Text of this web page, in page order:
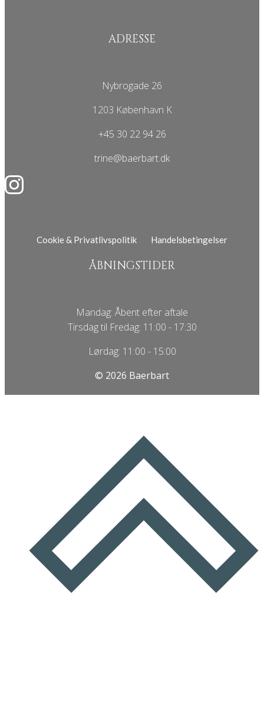
ADRESSE
Nybrogade 26
1203 København K
+45 30 22 94 26
trine@baerbart.dk
Cookie & Privatlivspolitik Handelsbetingelser
ÅBNINGSTIDER
Mandag: Åbent efter aftale
Tirsdag til Fredag: 11:00 - 17:30
Lørdag: 11:00 - 15:00
© 2026 Baerbart